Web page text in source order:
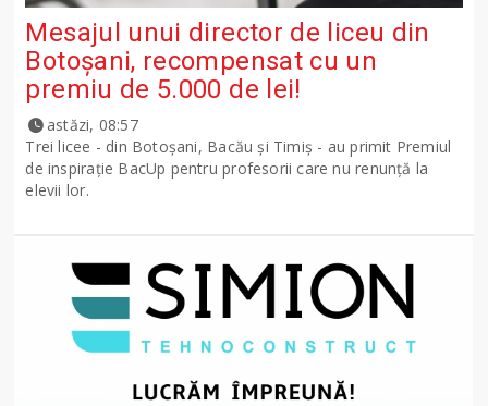
Mesajul unui director de liceu din
Botoșani, recompensat cu un
premiu de 5.000 de lei!
astăzi, 08:57
Trei licee - din Botoșani, Bacău și Timiș - au primit Premiul
de inspirație BacUp pentru profesorii care nu renunță la
elevii lor.